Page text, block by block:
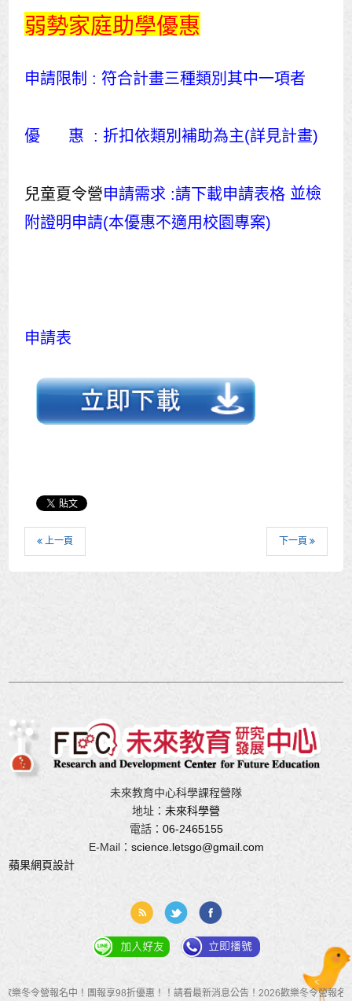
弱勢家庭助學優惠
申請限制 : 符合計畫三種類別其中一項者
優 惠 : 折扣依類別補助為主(詳見計畫)
兒童夏令營申請需求 :請下載申請表格 並檢
附證明申請(本優惠不適用校園專案)
申請表
上一頁 下一頁
未來教育中心科學課程營隊
地址： 未來科學營
電話： 06-2465155
E-Mail： science.letsgo@gmail.com
蘋果網頁設計
樂冬令營報名中！團報享98折優惠！！請看最新消息公告！2026歡樂冬令營報